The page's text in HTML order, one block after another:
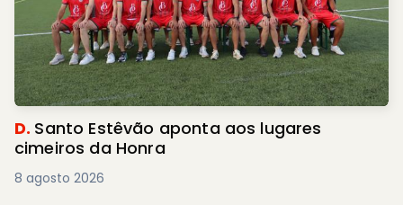
D. Santo Estêvão aponta aos lugares
cimeiros da Honra
8 agosto 2026